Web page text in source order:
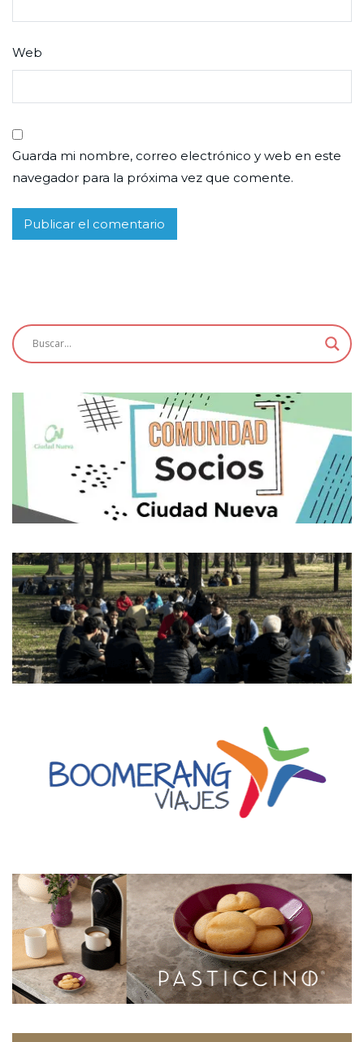
Web
Guarda mi nombre, correo electrónico y web en este
navegador para la próxima vez que comente.